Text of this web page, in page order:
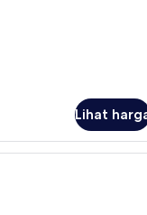
Lihat
Suite | Peti besi